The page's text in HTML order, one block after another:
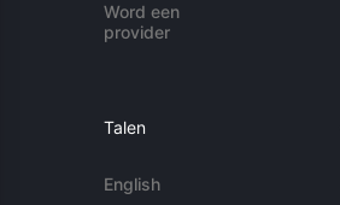
Word een
provider
Talen
English